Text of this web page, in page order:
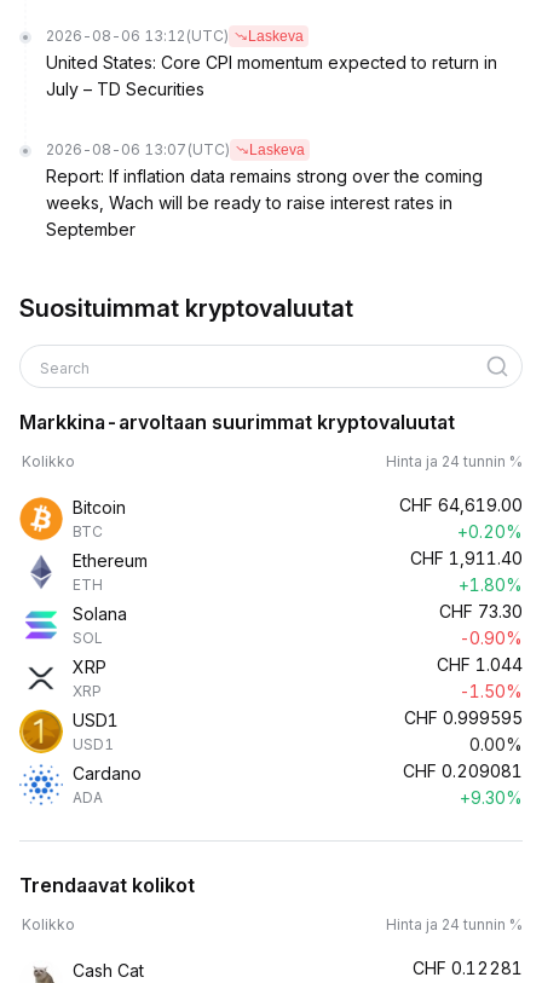
2026-08-06 13:12 (UTC) Laskeva
United States: Core CPI momentum expected to return in
July – TD Securities
2026-08-06 13:07 (UTC) Laskeva
Report: If inflation data remains strong over the coming
weeks, Wach will be ready to raise interest rates in
September
Suosituimmat kryptovaluutat
Search
Markkina-arvoltaan suurimmat kryptovaluutat
Kolikko Hinta ja 24 tunnin %
Bitcoin
BTC
CHF 64,619.00
+0.20%
Ethereum
ETH
CHF 1,911.40
+1.80%
Solana
SOL
CHF 73.30
-0.90%
XRP
XRP
CHF 1.044
-1.50%
USD1
USD1
CHF 0.999595
0.00%
Cardano
ADA
CHF 0.209081
+9.30%
Trendaavat kolikot
Kolikko Hinta ja 24 tunnin %
Cash Cat CHF 0.12281